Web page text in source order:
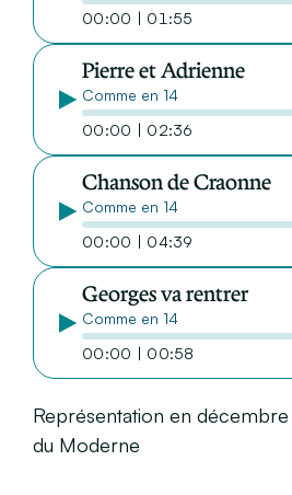
00:00 | 01:55
Pierre et Adrienne
Comme en 14
00:00 | 02:36
Chanson de Craonne
Comme en 14
00:00 | 04:39
Georges va rentrer
Comme en 14
00:00 | 00:58
Représentation en
du Moderne